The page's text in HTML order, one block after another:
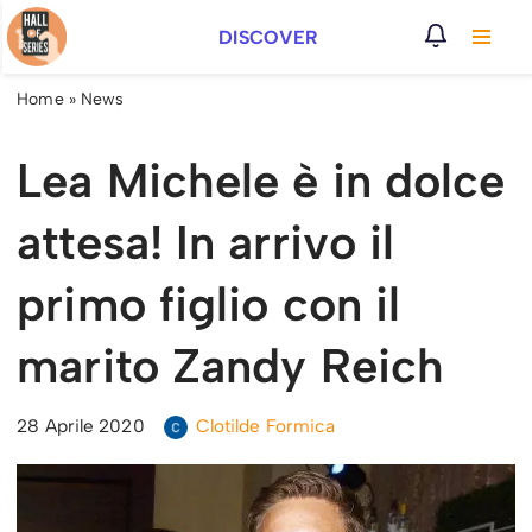
Vai
al
DISCOVER
Home» News
Lea Michele è in dolce
attesa! In arrivo il
primo figlio con il
marito Zandy Reich
28 Aprile 2020 Clotilde Formica